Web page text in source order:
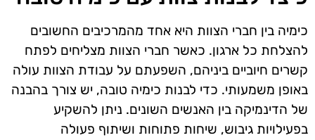
כימיה בין חברי הצוות היא אחד מהמרכיבים החשובים
להצלחת כל ארגון. כאשר חברי הצוות מצליחים לפתח
קשרים חיוביים ביניהם, השפעתם על עבודת הצוות עולה
באופן משמעותי. כדי לבנות כימיה טובה, יש צורך בהבנה
של הדינמיקה בין האנשים השונים. ניתן להשקיע
בפעילויות גיבוש, שיחות פתוחות ושיתוף פעולה